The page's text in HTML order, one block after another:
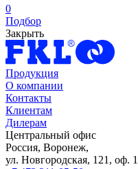
0
Подбор
Закрыть
Продукция
О компании
Контакты
Клиентам
Дилерам
Центральный офис
Россия, Воронеж,
ул. Новгородская, 121, оф. 1